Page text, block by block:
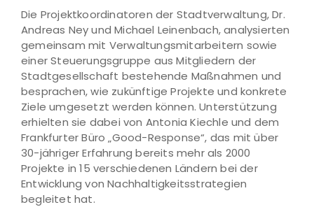
Die Projektkoordinatoren der Stadtverwaltung, Dr.
Andreas Ney und Michael Leinenbach, analysierten
gemeinsam mit Verwaltungsmitarbeitern sowie
einer Steuerungsgruppe aus Mitgliedern der
Stadtgesellschaft bestehende Maßnahmen und
besprachen, wie zukünftige Projekte und konkrete
Ziele umgesetzt werden können. Unterstützung
erhielten sie dabei von Antonia Kiechle und dem
Frankfurter Büro „Good-Response“, das mit über
30-jähriger Erfahrung bereits mehr als 2000
Projekte in 15 verschiedenen Ländern bei der
Entwicklung von Nachhaltigkeitsstrategien
begleitet hat.